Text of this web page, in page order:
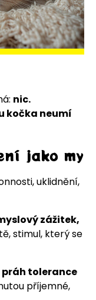
nic.
kočka neumí
jako my
uklidnění,
zážitek,
stimul, který se
práh tolerance
příjemné,